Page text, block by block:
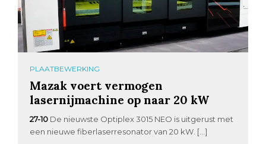
PLAATBEWERKING
Mazak voert vermogen
lasernijmachine op naar 20 kW
27-10 De nieuwste Optiplex 3015 NEO is uitgerust met
een nieuwe fiberlaserresonator van 20 kW. […]